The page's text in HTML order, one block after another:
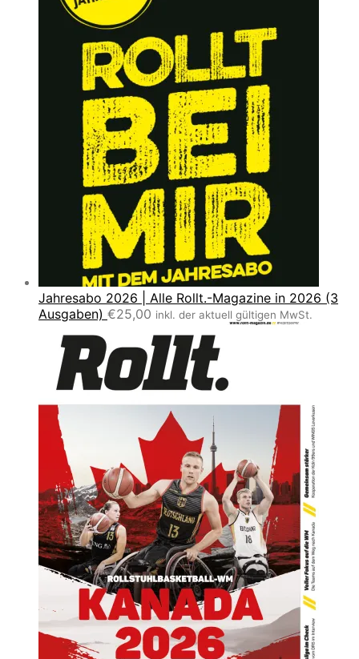
Jahresabo 2026 | Alle Rollt.-Magazine in 2026 (3
Ausgaben) €25,00 inkl. der aktuell gültigen MwSt.